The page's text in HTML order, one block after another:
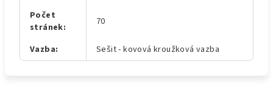
Počet
stránek: 70
Vazba: Sešit - kovová kroužková vazba